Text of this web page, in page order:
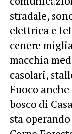
stradale,
elettrica e
cenere
macchia
casolari,
Fuoco
bosco di
sta